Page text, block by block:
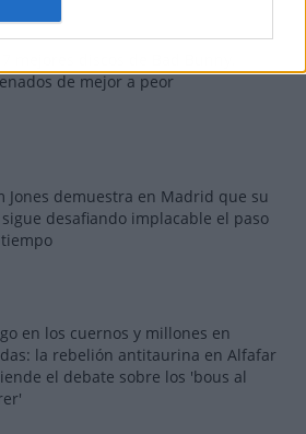
de mejor a peor
Jones demuestra en Madrid que su
sigue desafiando implacable el paso
en los cuernos y millones en
la rebelión antitaurina en Alfafar
el debate sobre los 'bous al